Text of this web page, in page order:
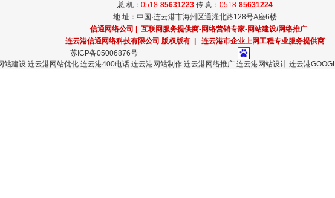
总 机： 0518-85631223传 真： 0518-85631224
地 址：中国·连云港市海州区通灌北路128号A座6楼
信通网络公司
| 互联网服务提供商-网络营销专家-网站建设/网络推广
连云港信通网络科技有限公司 版权版有 | 连云港市企业上网工程专业服务提供商
苏ICP备05006876号
站建设 连云港网站优化 连云港400电话 连云港网站制作 连云港网络推广 连云港网站设计 连云港